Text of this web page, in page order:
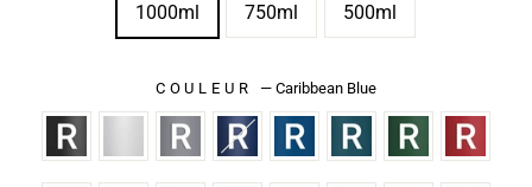
1000ml 750ml 500ml
COULEUR —Caribbean Blue